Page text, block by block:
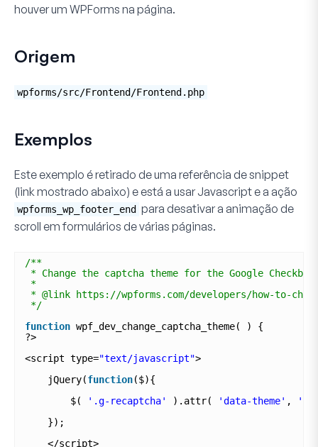
houver um WPForms na página.
Origem
wpforms/src/Frontend/Frontend.php
Exemplos
Este exemplo é retirado de uma referência de snippet
(link mostrado abaixo) e está a usar Javascript e a ação
wpforms_wp_footer_end para desativar a animação de
scroll em formulários de várias páginas.
/**
* Change the captcha theme for the Google Checkbox
*
* @link https://wpforms.com/developers/how-to-
*/
function wpf_dev_change_captcha_theme( ) {
?>
<script type="text/javascript">
jQuery(function($){
$(
'.g-recaptcha' ).attr( 'data-theme' ,
});
</script>